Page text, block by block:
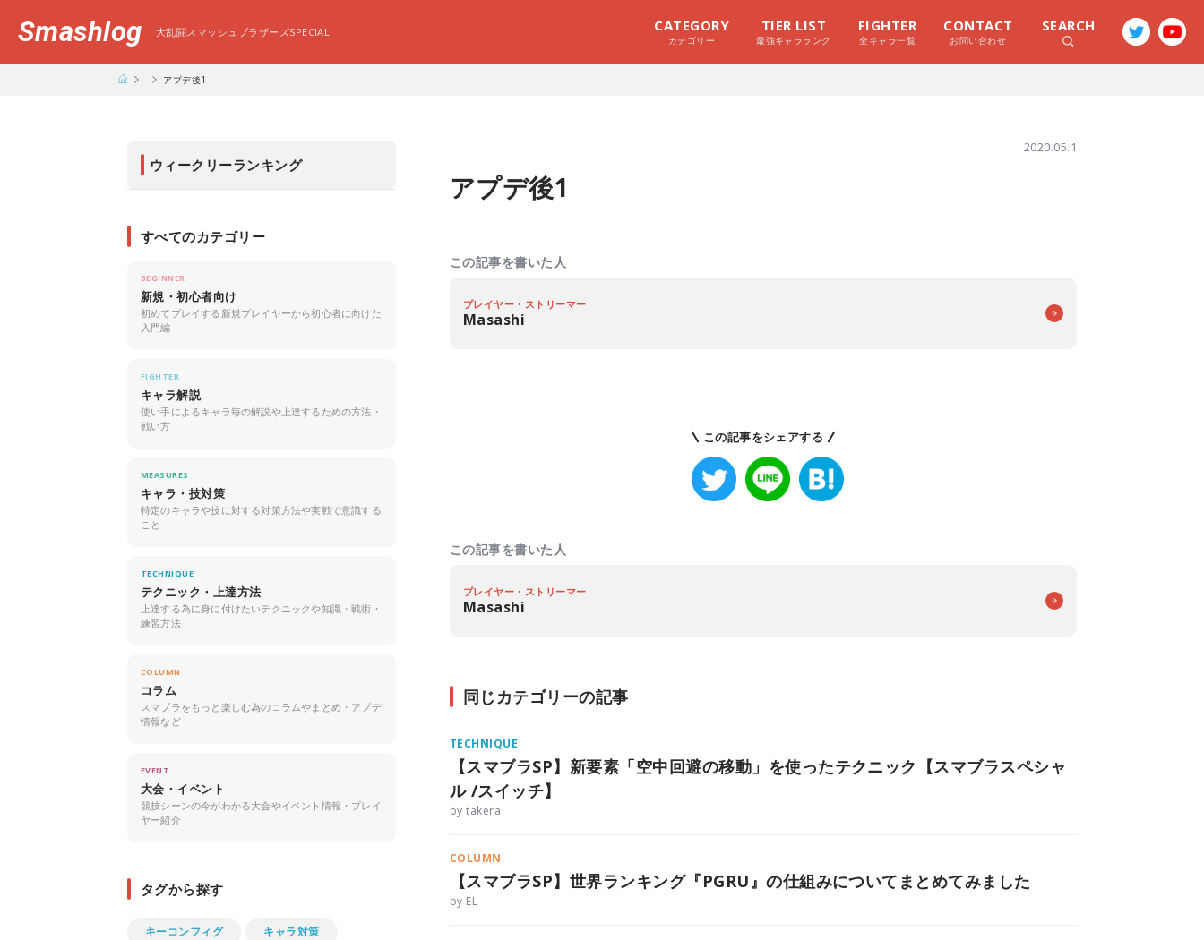
Smashlog 大乱闘スマッシュブラザーズSPECIAL CATEGORY
カテゴリー
TIER LIST
最強キャラランク
FIGHTER
全キャラ一覧
CONTACT
お問い合わせ
SEARCH
アプデ後1
2020.05.1
アプデ後1
この記事を書いた人
プレイヤー・ストリーマー
Masashi
この記事をシェアする
この記事を書いた人
プレイヤー・ストリーマー
Masashi
同じカテゴリーの記事
TECHNIQUE
【スマブラSP】新要素「空中回避の移動」を使ったテクニック【スマブラスペシャ
ル /スイッチ】
by takera
COLUMN
【スマブラSP】世界ランキング『PGRU』の仕組みについてまとめてみました
by EL
ウィークリーランキング
すべてのカテゴリー
BEGINNER
新規・初心者向け
初めてプレイする新規プレイヤーから初心者に向けた
入門編
FIGHTER
キャラ解説
使い手によるキャラ毎の解説や上達するための方法・
戦い方
MEASURES
キャラ・技対策
特定のキャラや技に対する対策方法や実戦で意識する
こと
TECHNIQUE
テクニック・上達方法
上達する為に身に付けたいテクニックや知識・戦術・
練習方法
COLUMN
コラム
スマブラをもっと楽しむ為のコラムやまとめ・アプデ
情報など
EVENT
大会・イベント
競技シーンの今がわかる大会やイベント情報・プレイ
ヤー紹介
タグから探す
キーコンフィグ キャラ対策